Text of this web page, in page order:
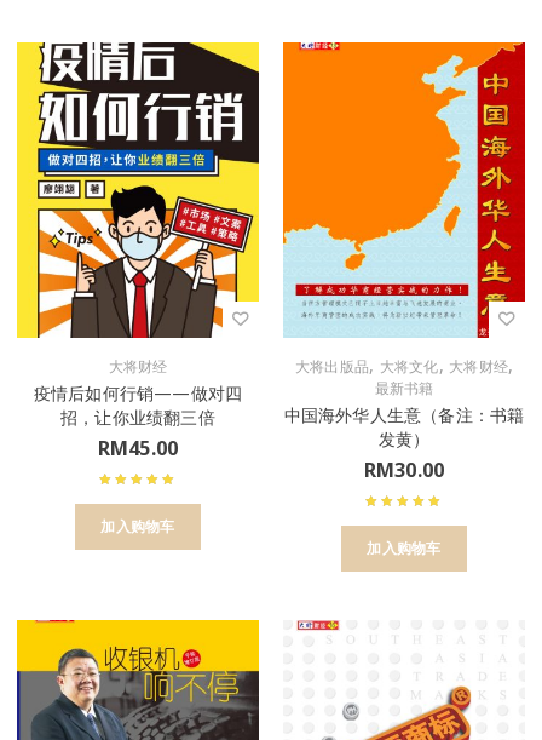
大将财经
疫情后如何行销——做对四
招，让你业绩翻三倍
RM45.00
加入购物车
大将出版品, 大将文化, 大将财经,
最新书籍
中国海外华人生意（备注：书籍
发黄）
RM30.00
加入购物车